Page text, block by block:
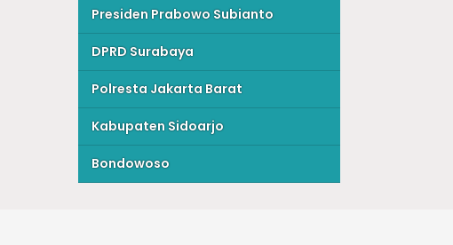
Presiden Prabowo Subianto
DPRD Surabaya
Polresta Jakarta Barat
Kabupaten Sidoarjo
Bondowoso